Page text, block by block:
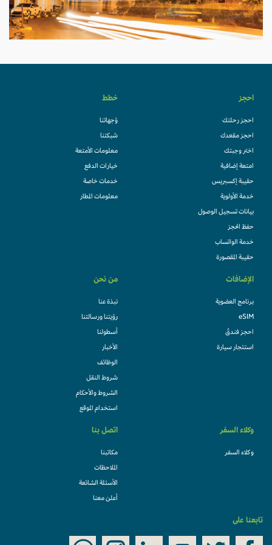
احجز
احجز رحلتك
احجز مقعدك
اختر وجبتك
امتعة إضافية
حقيبة إكسبريس
خدمة الأولوية
بيانات تسجيل الوصول
حفظ الحجز
خدمة الواتساب
حقيبة المقصورة
خطط
وُجهاتنا
شبكتنا
معلومات الأمتعة
خيارات الدفع
خدمات خاصة
معلومات المطار
الإضافات
برنامج العضوية
eSIM
احجز فندقً
استئجار سيارة
من نحن
نبذة عنا
رؤيتنا ورسالتنا
أسطولنا
الأخبار
الوظائف
شروط النقل
الشروط والأحكام
استخدام الموقع
وكلاء السفر
وكلاء السفر
اتصل بنا
مكاتبنا
الملاحظات
الأسئلة الشائعة
أعلن معنا
تابعنا على